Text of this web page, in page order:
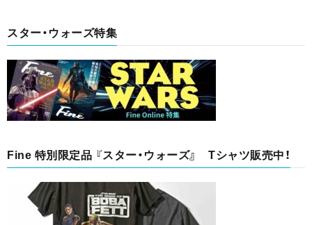
スター・ウォーズ特集
Fine 特別限定品 『スター・ウォーズ』 Tシャツ販売中！